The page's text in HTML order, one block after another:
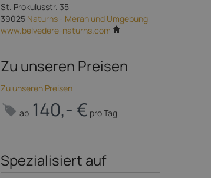
St. Prokulusstr. 35
39025 Naturns - Meran und Umgebung
www.belvedere-naturns.com
Zu unseren Preisen
Zu unseren Preisen
ab 140,- € pro Tag
Spezialisiert auf